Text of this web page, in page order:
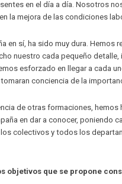
en el día a día. Nosotros
la mejora de las condiciones
en sí, ha sido muy dura.
nuestro cada pequeño
esforzado en llegar a cada
conciencia de la
de otras formaciones,
en dar a conocer, poniendo
colectivos y todos los
objetivos que se propone